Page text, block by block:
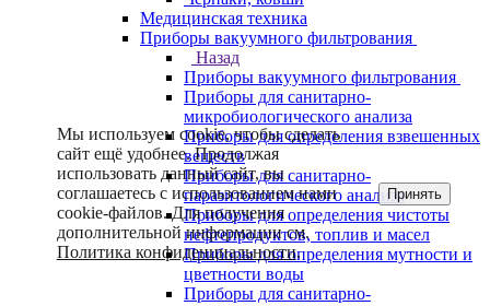
Медицинская техника
Приборы вакуумного фильтрования
Назад
Приборы вакуумного фильтрования
Приборы для санитарно-
микробиологического анализа
Приборы для определения взвешенных
веществ
Приборы для санитарно-
паразитологического анализа
Приборы для определения чистоты
нефтепродуктов, топлив и масел
Приборы для определения мутности и
цветности воды
Приборы для санитарно-
Мы используем cookie, чтобы сделать
сайт ещё удобнее. Продолжая
использовать данный сайт, вы
соглашаетесь с использованием нами
cookie-файлов. Для получения
дополнительной информации см.
Политика конфиденциальности.
Принять